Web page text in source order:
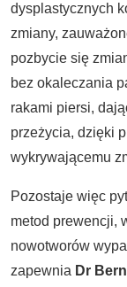
dysplastycznych
zmiany,
pozbycie się
bez okaleczania
rakami piersi,
przeżycia, dzięki
wykrywającemu
Pozostaje więc
metod prewencji,
nowotworów
zapewnia Dr